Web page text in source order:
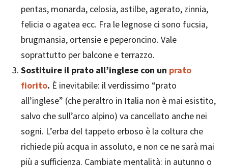
pentas, monarda, celosia, astilbe, agerato, zinnia,
felicia o agatea ecc. Fra le legnose ci sono fucsia,
brugmansia, ortensie e peperoncino. Vale
soprattutto per balcone e terrazzo.
Sostituire il prato all’inglese con un prato
fiorito. È inevitabile: il verdissimo “prato
all’inglese” (che peraltro in Italia non è mai esistito,
salvo che sull’arco alpino) va cancellato anche nei
sogni. L’erba del tappeto erboso è la coltura che
richiede più acqua in assoluto, e non ce ne sarà mai
più a sufficienza. Cambiate mentalità: in autunno o